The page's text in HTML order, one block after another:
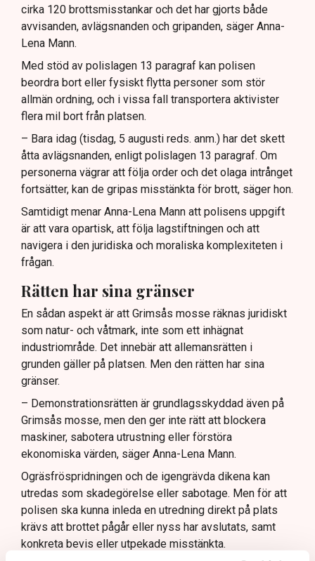
cirka 120 brottsmisstankar och det har gjorts både
avvisanden, avlägsnanden och gripanden, säger Anna-
Lena Mann.
Med stöd av polislagen 13 paragraf kan polisen
beordra bort eller fysiskt flytta personer som stör
allmän ordning, och i vissa fall transportera aktivister
flera mil bort från platsen.
– Bara idag (tisdag, 5 augusti reds. anm.) har det skett
åtta avlägsnanden, enligt polislagen 13 paragraf. Om
personerna vägrar att följa order och det olaga intrånget
fortsätter, kan de gripas misstänkta för brott, säger hon.
Samtidigt menar Anna-Lena Mann att polisens uppgift
är att vara opartisk, att följa lagstiftningen och att
navigera i den juridiska och moraliska komplexiteten i
frågan.
Rätten har sina gränser
En sådan aspekt är att Grimsås mosse räknas juridiskt
som natur- och våtmark, inte som ett inhägnat
industriområde. Det innebär att allemansrätten i
grunden gäller på platsen. Men den rätten har sina
gränser.
– Demonstrationsrätten är grundlagsskyddad även på
Grimsås mosse, men den ger inte rätt att blockera
maskiner, sabotera utrustning eller förstöra
ekonomiska värden, säger Anna-Lena Mann.
Ogräsfröspridningen och de igengrävda dikena kan
utredas som skadegörelse eller sabotage. Men för att
polisen ska kunna inleda en utredning direkt på plats
krävs att brottet pågår eller nyss har avslutats, samt
konkreta bevis eller utpekade misstänkta.